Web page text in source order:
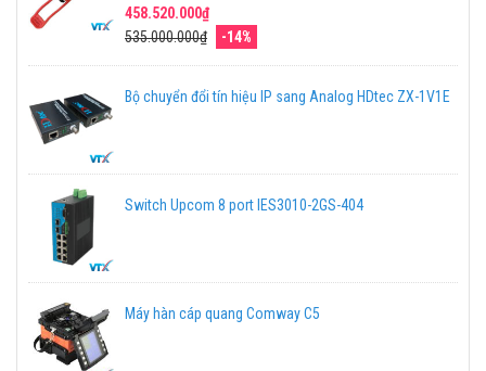
458.520.000₫
535.000.000₫
-14%
Bộ chuyển đổi tín hiệu IP sang Analog HDtec ZX-1V1E
Switch Upcom 8 port IES3010-2GS-404
Máy hàn cáp quang Comway C5